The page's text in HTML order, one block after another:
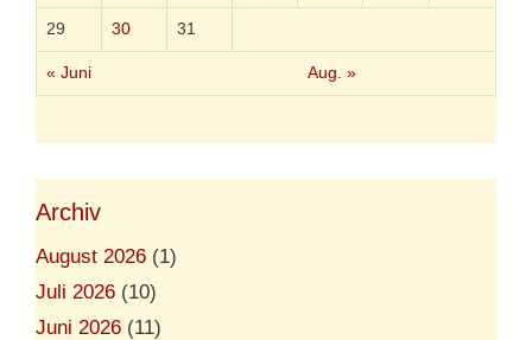
E
d
« Juni Aug. »
29 30 31
Archiv
August 2026 (1)
Juli 2026 (10)
Juni 2026 (11)